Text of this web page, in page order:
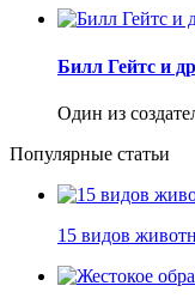
Билл Гейтс и
Один из
Популярные статьи
15 видов